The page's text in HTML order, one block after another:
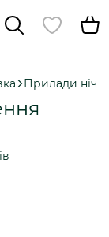
Прилади